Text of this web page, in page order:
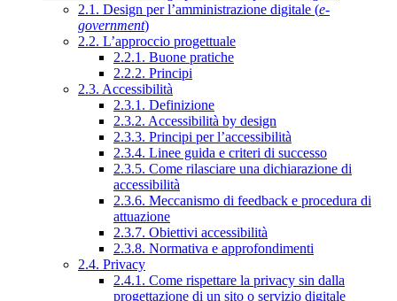
2.1. Design per l’amministrazione digitale (e-
government)
2.2. L’approccio progettuale
2.2.1. Buone pratiche
2.2.2. Principi
2.3. Accessibilità
2.3.1. Definizione
2.3.2. Accessibilità by design
2.3.3. Principi per l’accessibilità
2.3.4. Linee guida e criteri di successo
2.3.5. Come rilasciare una dichiarazione di
accessibilità
2.3.6. Meccanismo di feedback e procedura di
attuazione
2.3.7. Obiettivi accessibilità
2.3.8. Normativa e approfondimenti
2.4. Privacy
2.4.1. Come rispettare la privacy sin dalla
progettazione di un sito o servizio digitale